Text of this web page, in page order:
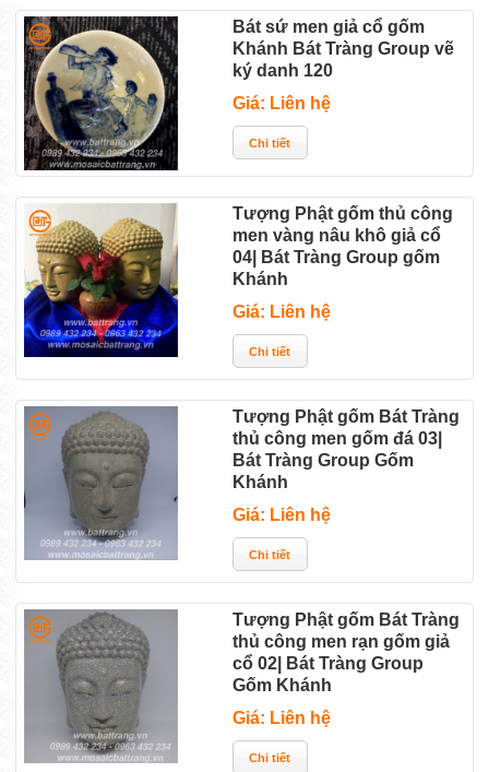
Bát sứ men giả cổ gốm
Khánh Bát Tràng Group vẽ
ký danh 120
Giá: Liên hệ
Tượng Phật gốm thủ công
men vàng nâu khô giả cổ
04| Bát Tràng Group gốm
Khánh
Giá: Liên hệ
Tượng Phật gốm Bát Tràng
thủ công men gốm đá 03|
Bát Tràng Group Gốm
Khánh
Giá: Liên hệ
Tượng Phật gốm Bát Tràng
thủ công men rạn gốm giả
cổ 02| Bát Tràng Group
Gốm Khánh
Giá: Liên hệ